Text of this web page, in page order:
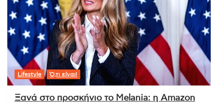
Lifestyle Ό,τι είναι!
Ξανά στο προσκήνιο το Melania: η Amazon